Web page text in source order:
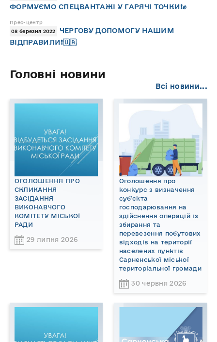
ФОРМУЄМО СПЕЦВАНТАЖІ У ГАРЯЧІ ТОЧКИ❗️✊
Прес-центр
08 березня 2022
ЧЕРГОВУ ДОПОМОГУ НАШИМ
ВІДПРАВИЛИ❗️🇺🇦
Головні новини
Всі новини...
ОГОЛОШЕННЯ ПРО
СКЛИКАННЯ
ЗАСІДАННЯ
ВИКОНАВЧОГО
КОМІТЕТУ МІСЬКОЇ
РАДИ
29 липня 2026
Оголошення про
конкурс з визначення
суб’єкта
господарювання на
здійснення операцій із
збирання та
перевезення побутових
відходів на території
населених пунктів
Сарненської міської
територіальної громади
30 червня 2026